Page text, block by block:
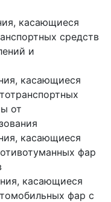
касающиеся
средств
и
касающиеся
от
касающиеся
фар
касающиеся
фар с